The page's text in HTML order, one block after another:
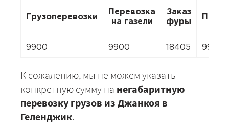
Грузоперевозки
Перевозка
на газели
Заказ
фуры
9900 9900 18405 9900
К сожалению, мы не можем указать
конкретную сумму на негабаритную
перевозку грузов из Джанкоя в
Геленджик.